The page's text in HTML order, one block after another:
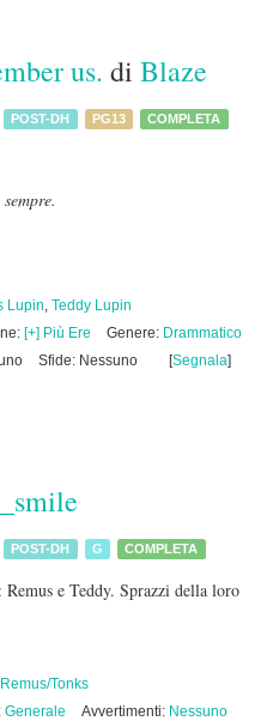
us. di Blaze
POST-DH PG13 COMPLETA
Lupin, Teddy Lupin
[+] Più Ere Genere: Drammatico
Sfide: Nessuno [Segnala]
POST-DH G COMPLETA
e Teddy. Sprazzi della loro
Remus/Tonks
Generale Avvertimenti: Nessuno